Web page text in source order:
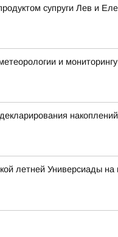
супруги Лев и
и
летней Универсиады